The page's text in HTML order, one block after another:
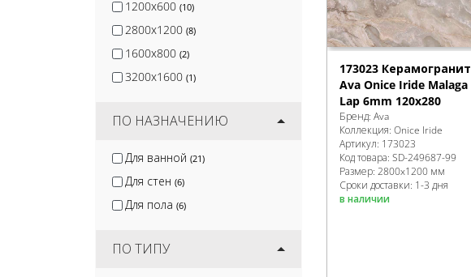
1200x600 (10)
2800x1200 (8)
1600x800 (2)
3200x1600 (1)
ПО НАЗНАЧЕНИЮ
Для ванной (21)
Для стен (6)
Для пола (6)
ПО ТИПУ
173023 Керамогранит
Ava Onice Iride Malaga
Lap 6mm 120х280
Бренд: Ava
Коллекция: Onice Iride
Артикул: 173023
Код товара: SD-249687-99
Размер: 2800x1200 мм
Сроки доставки: 1-3 дня
в наличии